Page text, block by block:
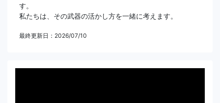
す。
私たちは、その武器の活かし方を一緒に考えます。
最終更新日：2026/07/10